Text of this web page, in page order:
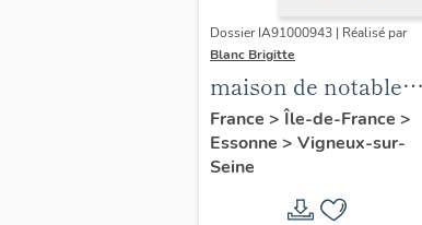
Dossier IA91000943 | Réalisé par
Blanc Brigitte
maison de notable
dite maison Piketty
ou château des
Sablières, la Pierre à
Mousseau
France > Île-de-France >
Essonne > Vigneux-sur-
Seine